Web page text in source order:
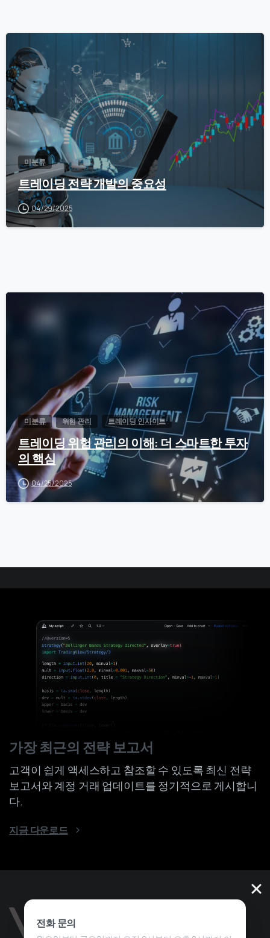
미분류
트레이딩 전략 개발의 중요성
04/29/2025
0
미분류 위험 관리 트레이딩 인사이트
트레이딩 위험 관리의 이해: 더 스마트한 투자
의 핵심
04/25/2025
전화 문의
가장 최근의 전략 보고서
고객이 쉽게 액세스하고 참조할 수 있도록 최신 전략
보고서와 계정 거래 업데이트를 정기적으로 게시합니
다.
지금 다운로드